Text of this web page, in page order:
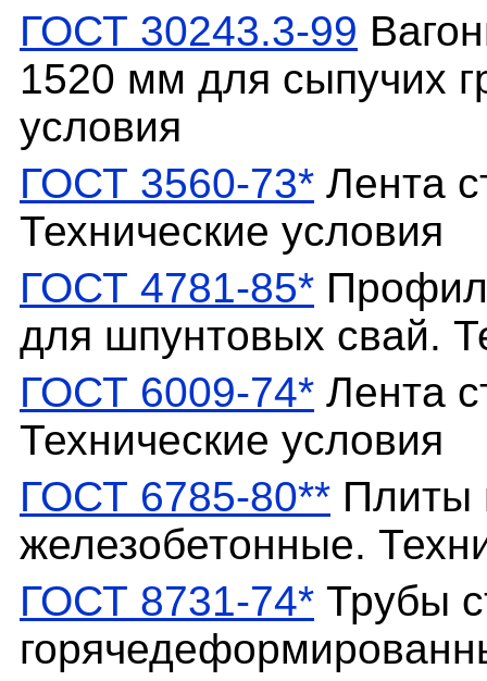
ГОСТ 30243.3-99
1520 мм для сыпучих
условия
ГОСТ 3560-73* Лента
Технические условия
ГОСТ 4781-85*
для шпунтовых свай.
ГОСТ 6009-74* Лента
Технические условия
ГОСТ 6785-80** Плиты
железобетонные.
ГОСТ 8731-74* Трубы